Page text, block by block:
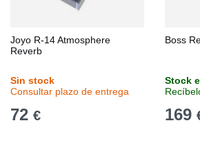
Joyo R-14 Atmosphere
Reverb
Sin stock
Consultar plazo de entrega
72 €
Boss
Stock
169